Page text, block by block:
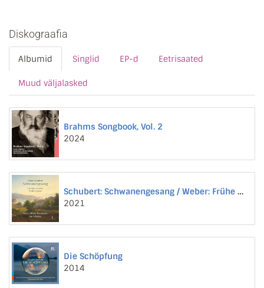
Diskograafia
Albumid Singlid EP-d Eetrisaated
Muud väljalasked
Brahms Songbook, Vol. 2
2024
Schubert: Schwanengesang / Weber: Frühe Lieder
2021
Die Schöpfung
2014